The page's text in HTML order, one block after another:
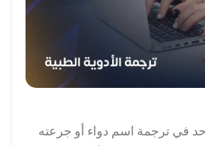
في ترجمة اسم دواء أو جرعته